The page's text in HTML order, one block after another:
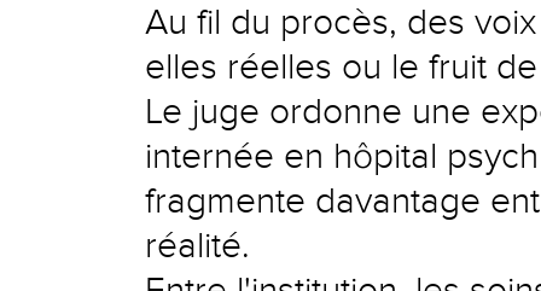
Au fil du procès, des
elles réelles ou le fruit
Le juge ordonne une
internée en hôpital
fragmente davantage
réalité.